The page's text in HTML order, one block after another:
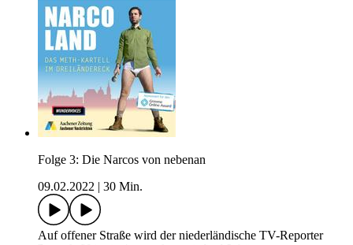
Folge 3: Die Narcos von nebenan
09.02.2022
30 Min.
Auf offener Straße wird der niederländische TV-Reporter